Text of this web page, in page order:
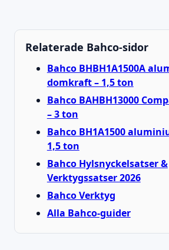
Relaterade Bahco-sidor
Bahco BHBH1A1500A
domkraft – 1,5 ton
Bahco BAHBH13000
– 3 ton
Bahco BH1A1500
1,5 ton
Bahco Hylsnyckelsatser &
Verktygssatser 2026
Bahco Verktyg
Alla Bahco-guider